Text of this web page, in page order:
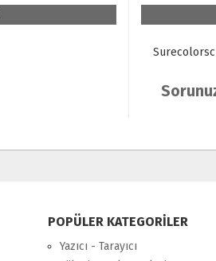
POPÜLER KATEGORİLER
Yazıcı - Tarayıcı